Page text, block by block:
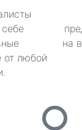
от любой
на